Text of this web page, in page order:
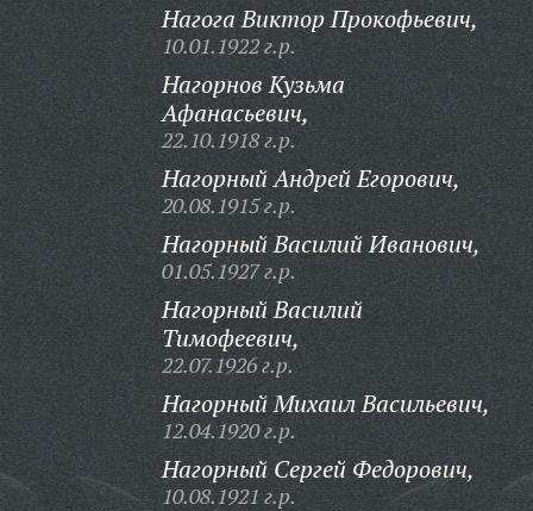
Нагога Виктор Прокофьевич,
10.01.1922 г.р.
Нагорнов Кузьма
Афанасьевич,
22.10.1918 г.р.
Нагорный Андрей Егорович,
20.08.1915 г.р.
Нагорный Василий Иванович,
01.05.1927 г.р.
Нагорный Василий
Тимофеевич,
22.07.1926 г.р.
Нагорный Михаил Васильевич,
12.04.1920 г.р.
Нагорный Сергей Федорович,
10.08.1921 г.р.